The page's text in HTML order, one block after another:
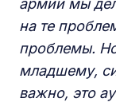
армии мы
на те
проблемы.
младшему,
важно, это